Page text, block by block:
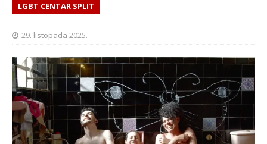
LGBT CENTAR SPLIT
29. listopada 2025.